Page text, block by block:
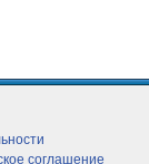
соглашение